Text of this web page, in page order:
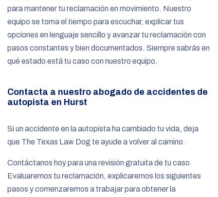
para mantener tu reclamación en movimiento. Nuestro
equipo se toma el tiempo para escuchar, explicar tus
opciones en lenguaje sencillo y avanzar tu reclamación con
pasos constantes y bien documentados. Siempre sabrás en
qué estado está tu caso con nuestro equipo.
Contacta a nuestro abogado de accidentes de
autopista en Hurst
Si un accidente en la autopista ha cambiado tu vida, deja
que The Texas Law Dog te ayude a volver al camino.
Contáctanos hoy para una revisión gratuita de tu caso.
Evaluaremos tu reclamación, explicaremos los siguientes
pasos y comenzaremos a trabajar para obtener la